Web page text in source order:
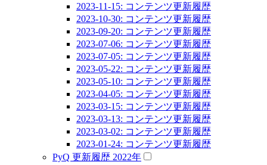
2023-11-15: コンテンツ更新履歴
2023-10-30: コンテンツ更新履歴
2023-09-20: コンテンツ更新履歴
2023-07-06: コンテンツ更新履歴
2023-07-05: コンテンツ更新履歴
2023-05-22: コンテンツ更新履歴
2023-05-10: コンテンツ更新履歴
2023-04-05: コンテンツ更新履歴
2023-03-15: コンテンツ更新履歴
2023-03-13: コンテンツ更新履歴
2023-03-02: コンテンツ更新履歴
2023-01-24: コンテンツ更新履歴
PyQ 更新履歴 2022年